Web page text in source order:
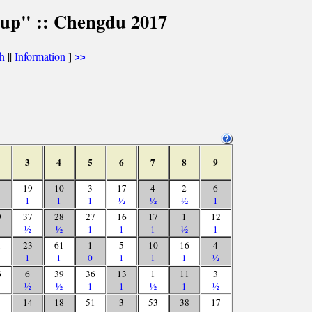
:: Chengdu 2017
||Information ] >>
3 4 5 6 7 8 9
19
1
10
1
3
1
17
½
4
½
2
½
6
1
37
½
28
½
27
1
16
1
17
1
1
½
12
1
23
1
61
1
1
0
5
1
10
1
16
1
4
½
6
½
39
½
36
1
13
1
1
½
11
1
3
½
14
18
51
3
53
38
17